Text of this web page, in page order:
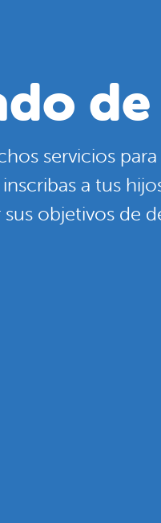
servicios
a tus
objetivos de